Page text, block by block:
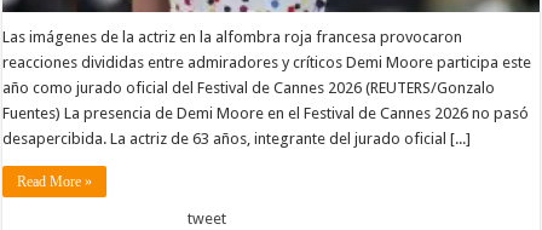
Las imágenes de la actriz en la alfombra roja francesa provocaron
reacciones divididas entre admiradores y críticos Demi Moore participa este
año como jurado oficial del Festival de Cannes 2026 (REUTERS/Gonzalo
Fuentes) La presencia de Demi Moore en el Festival de Cannes 2026 no pasó
desapercibida. La actriz de 63 años, integrante del jurado oficial [...]
Read More »
tweet